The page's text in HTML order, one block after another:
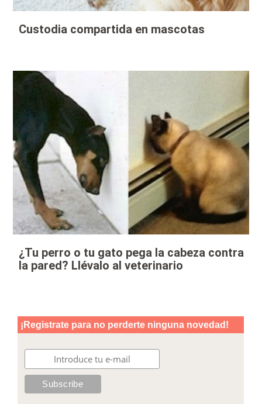
Custodia compartida en mascotas
¿Tu perro o tu gato pega la cabeza contra
la pared? Llévalo al veterinario